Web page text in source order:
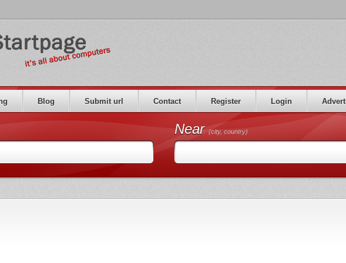
Blog Submit url Contact Register Login
Near(city, country)